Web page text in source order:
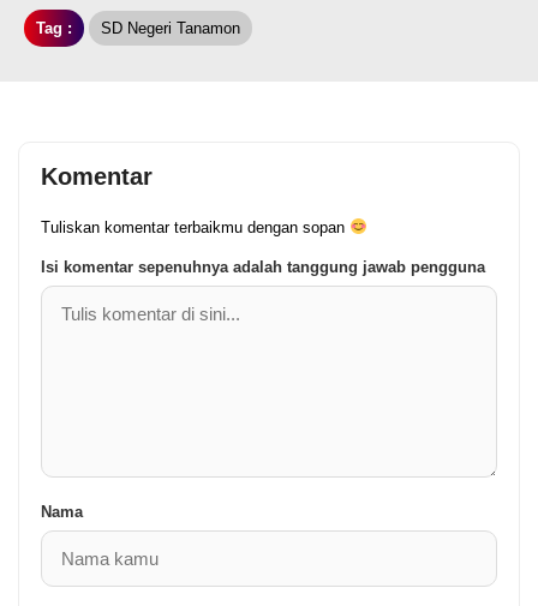
Tag : SD Negeri Tanamon
Komentar
Tuliskan komentar terbaikmu dengan sopan
Isi komentar sepenuhnya adalah tanggung jawab pengguna
Nama